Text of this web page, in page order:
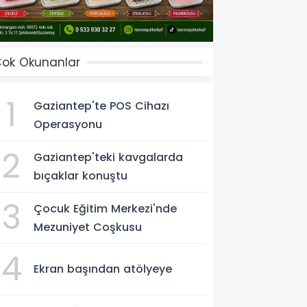
Okunanlar
1
Gaziantep'te POS Cihazı
Operasyonu
2
Gaziantep'teki kavgalarda
bıçaklar konuştu
3
Çocuk Eğitim Merkezi'nde
Mezuniyet Coşkusu
4 Ekran başından atölyeye